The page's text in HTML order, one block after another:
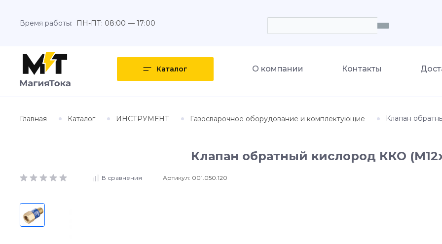
Время работы: ПН-ПТ: 08:00 — 17:00
Каталог О компании Контакты
Главная Каталог ИНСТРУМЕНТ Газосварочное оборудование и комплектующие Клапан
Клапан обратный кислород ККО
В сравнения Артикул: 001.050.120